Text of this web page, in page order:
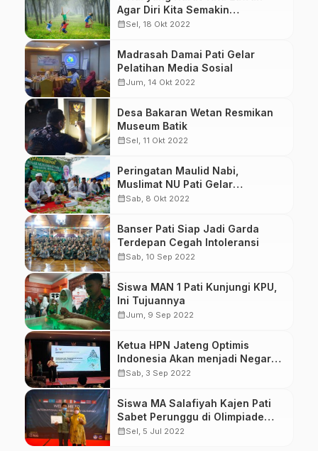
Agar Diri Kita Semakin
Berkembang
calendar_monthSel, 18 Okt 2022
Madrasah Damai Pati Gelar
Pelatihan Media Sosial
calendar_monthJum, 14 Okt 2022
Desa Bakaran Wetan Resmikan
Museum Batik
calendar_monthSel, 11 Okt 2022
Peringatan Maulid Nabi,
Muslimat NU Pati Gelar
Selawatan Bersama Habib Ali
calendar_monthSab, 8 Okt 2022
Banser Pati Siap Jadi Garda
Terdepan Cegah Intoleransi
calendar_monthSab, 10 Sep 2022
Siswa MAN 1 Pati Kunjungi KPU,
Ini Tujuannya
calendar_monthJum, 9 Sep 2022
Ketua HPN Jateng Optimis
Indonesia Akan menjadi Negara
dengan Ekonomi yang Kuat
calendar_monthSab, 3 Sep 2022
Siswa MA Salafiyah Kajen Pati
Sabet Perunggu di Olimpiade
Biologi Tingkat Internasional
calendar_monthSel, 5 Jul 2022